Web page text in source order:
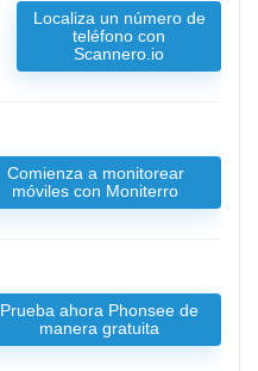
Localiza un número de
teléfono con
Scannero.io
Comienza a monitorear
móviles con Moniterro
Prueba ahora Phonsee de
manera gratuita